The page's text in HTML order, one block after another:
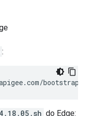
:
do Edge: